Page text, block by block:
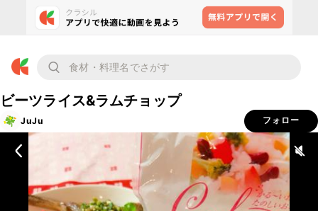
ビーツライス&ラムチョップ
JuJu フォロー